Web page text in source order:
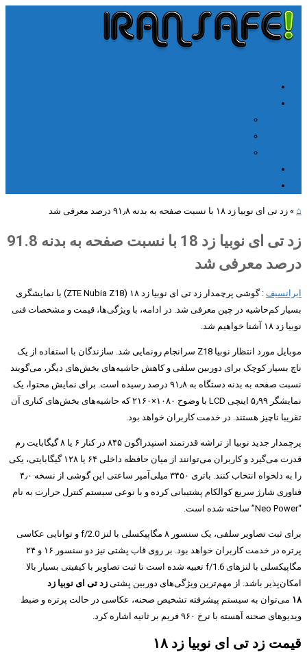
⌂
» زد تی ای نوبیا زد ۱۸ با نسبت صفحه به بدنه ۹۱٫۸ درصد معرفی شد
زد تی ای نوبیا زد 18 با نسبت صفحه به بدنه 91.8
درصد معرفی شد
ایرانسیف
: گوشی پرچمدار زد تی ای نوبیا زد ۱۸ (ZTE Nubia Z18) با نمایشگری
بسیار کم‌حاشیه در چین معرفی شد. در ادامه، با ویژگی‌ها، قیمت و مشخصات فنی
نوبیا زد ۱۸ آشنا خواهیم شد.
موبایل مورد انتظار نوبیا Z18 سرانجام رونمایی شد. سازندگان با استفاده از یک
ناچ بسیار کوچک برای دوربین سلفی و کاهش حاشیه‌های بخش‌های دیگر، می‌گویند
نسبت صفحه به بدنه دستگاه به ۹۱٫۸ درصد رسیده است. برای نمایش محتوا، یک
نمایشگر ۵٫۹۹ اینچی LCD با وضوح ۱۰۸۰×۲۱۶۰ که حاشیه‌های بخش‌های کناری آن
تقریبا ناچیز هستند. در خدمت کاربران خواهد بود.
پرچمدار جدید نوبیا از تراشه قدرتمند اسنپدراگون ۸۴۵ در کنار ۶ یا ۸ گیگابایت رم
قدرت می‌گیرد و کاربران می‌توانند از میان حافظه داخلی ۶۴ یا ۱۲۸ گیگابایتی، یکی
را به دلخواه انتخاب کنند. باتری ۳۴۵۰ میلی‌آمپر ساعتی این گوشی از نسخه ۴٫۰
فناوری شارژ سریع کوالکام پشتیبانی کرده و با نوعی سیستم کنترل حرارت به نام
“Neo Power” ساخته شده است.
برای ثبت تصاویر سلفی، یک سنسور ۸ مگاپیکسلی با لنز f/2.0 و توانایی عکاسی
پرتره در خدمت کاربران خواهد بود. بر روی قاب پشتی نیز دو سنسور ۱۶ و ۲۴
مگاپیکسلی با لنزهای f/1.6 تعبیه شده است تا ثبت تصاویر با کیفیتی بسیار بالا
امکان‌پذیر باشد. از مهم‌ترین ویژگی‌های دوربین پشتی زد تی ای نوبیا زد
۱۸ می‌توان به سیستم پیشرفته تشخیص صحنه، عکاسی در حالت پرتره و ضبط
ویدیوهای صحنه آهسته با نرخ ۹۶۰ فریم بر ثانیه اشاره کرد.
قیمت زد تی ای نوبیا زد ۱۸